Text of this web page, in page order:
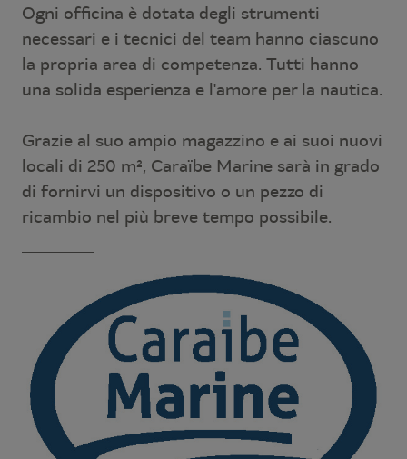
Ogni officina è dotata degli strumenti
necessari e i tecnici del team hanno ciascuno
la propria area di competenza. Tutti hanno
una solida esperienza e l'amore per la nautica.
Grazie al suo ampio magazzino e ai suoi nuovi
locali di 250 m², Caraïbe Marine sarà in grado
di fornirvi un dispositivo o un pezzo di
ricambio nel più breve tempo possibile.